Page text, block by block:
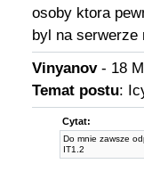
osoby ktora
byl na serwerze
Vinyanov- 18
Temat postu:
Cytat:
Do mnie zawsze
IT1.2